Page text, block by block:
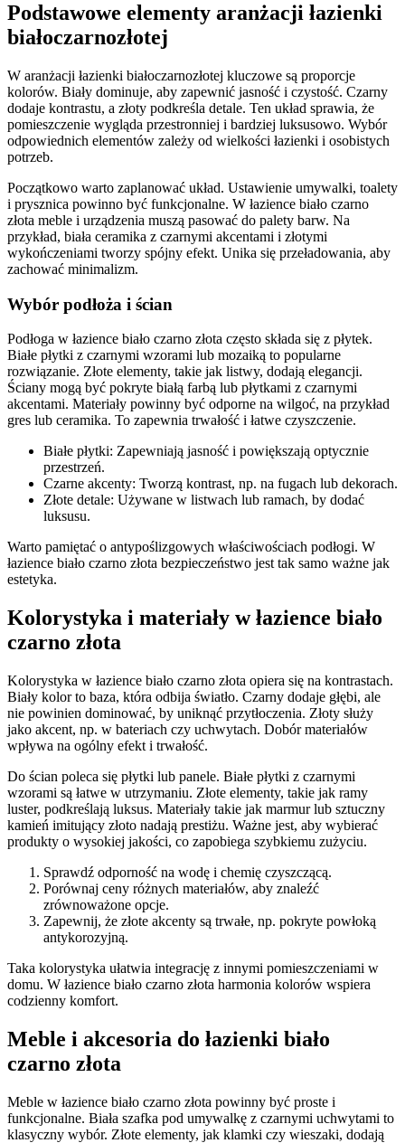
Podstawowe elementy aranżacji łazienki
białoczarnozłotej
W aranżacji łazienki białoczarnozłotej kluczowe są proporcje
kolorów. Biały dominuje, aby zapewnić jasność i czystość. Czarny
dodaje kontrastu, a złoty podkreśla detale. Ten układ sprawia, że
pomieszczenie wygląda przestronniej i bardziej luksusowo. Wybór
odpowiednich elementów zależy od wielkości łazienki i osobistych
potrzeb.
Początkowo warto zaplanować układ. Ustawienie umywalki, toalety
i prysznica powinno być funkcjonalne. W łazience biało czarno
złota meble i urządzenia muszą pasować do palety barw. Na
przykład, biała ceramika z czarnymi akcentami i złotymi
wykończeniami tworzy spójny efekt. Unika się przeładowania, aby
zachować minimalizm.
Wybór podłoża i ścian
Podłoga w łazience biało czarno złota często składa się z płytek.
Białe płytki z czarnymi wzorami lub mozaiką to popularne
rozwiązanie. Złote elementy, takie jak listwy, dodają elegancji.
Ściany mogą być pokryte białą farbą lub płytkami z czarnymi
akcentami. Materiały powinny być odporne na wilgoć, na przykład
gres lub ceramika. To zapewnia trwałość i łatwe czyszczenie.
Białe płytki: Zapewniają jasność i powiększają optycznie
przestrzeń.
Czarne akcenty: Tworzą kontrast, np. na fugach lub dekorach.
Złote detale: Używane w listwach lub ramach, by dodać
luksusu.
Warto pamiętać o antypoślizgowych właściwościach podłogi. W
łazience biało czarno złota bezpieczeństwo jest tak samo ważne jak
estetyka.
Kolorystyka i materiały w łazience biało
czarno złota
Kolorystyka w łazience biało czarno złota opiera się na kontrastach.
Biały kolor to baza, która odbija światło. Czarny dodaje głębi, ale
nie powinien dominować, by uniknąć przytłoczenia. Złoty służy
jako akcent, np. w bateriach czy uchwytach. Dobór materiałów
wpływa na ogólny efekt i trwałość.
Do ścian poleca się płytki lub panele. Białe płytki z czarnymi
wzorami są łatwe w utrzymaniu. Złote elementy, takie jak ramy
luster, podkreślają luksus. Materiały takie jak marmur lub sztuczny
kamień imitujący złoto nadają prestiżu. Ważne jest, aby wybierać
produkty o wysokiej jakości, co zapobiega szybkiemu zużyciu.
Sprawdź odporność na wodę i chemię czyszczącą.
Porównaj ceny różnych materiałów, aby znaleźć
zrównoważone opcje.
Zapewnij, że złote akcenty są trwałe, np. pokryte powłoką
antykorozyjną.
Taka kolorystyka ułatwia integrację z innymi pomieszczeniami w
domu. W łazience biało czarno złota harmonia kolorów wspiera
codzienny komfort.
Meble i akcesoria do łazienki biało
czarno złota
Meble w łazience biało czarno złota powinny być proste i
funkcjonalne. Biała szafka pod umywalkę z czarnymi uchwytami to
klasyczny wybór. Złote elementy, jak klamki czy wieszaki, dodają